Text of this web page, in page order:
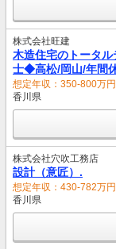
株式会社旺建
木造住宅のトータ
士◆高松/岡山/年間
想定年収：350-800万
香川県
株式会社穴吹工務店
設計（意匠）.
想定年収：430-782万円
香川県